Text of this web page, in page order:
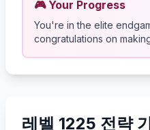
🎮 Your Progress
You're in the elite
congratulations on
레벨 1225 전략